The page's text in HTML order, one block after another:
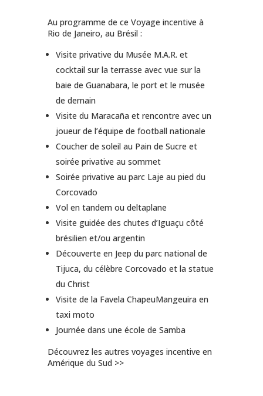
Au programme de ce Voyage incentive à
Rio de Janeiro, au Brésil :
Visite privative du Musée M.A.R. et
cocktail sur la terrasse avec vue sur la
baie de Guanabara, le port et le musée
de demain
Visite du Maracaña et rencontre avec un
joueur de l’équipe de football nationale
Coucher de soleil au Pain de Sucre et
soirée privative au sommet
Soirée privative au parc Laje au pied du
Corcovado
Vol en tandem ou deltaplane
Visite guidée des chutes d’Iguaçu côté
brésilien et/ou argentin
Découverte en Jeep du parc national de
Tijuca, du célèbre Corcovado et la statue
du Christ
Visite de la Favela ChapeuMangeuira en
taxi moto
Journée dans une école de Samba
Découvrez les autres voyages incentive en
Amérique du Sud >>